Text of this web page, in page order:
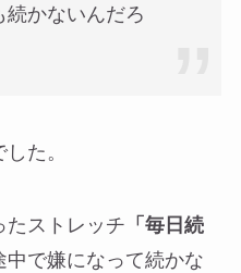
続かないんだろ
た。
たストレッチ 「毎日続
中で嫌になって続かな